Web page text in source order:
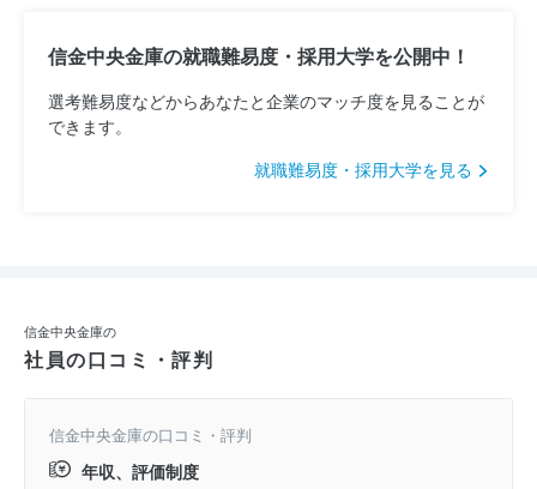
信金中央金庫の就職難易度・採用大学を公開中！
選考難易度などからあなたと企業のマッチ度を見ることが
できます。
就職難易度・採用大学を見る
信金中央金庫の
社員の口コミ・評判
信金中央金庫の口コミ・評判
年収、評価制度